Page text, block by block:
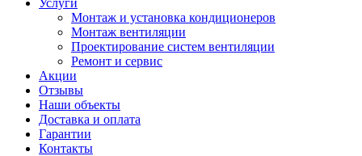
Услуги
Монтаж и установка кондиционеров
Монтаж вентиляции
Проектирование систем вентиляции
Ремонт и сервис
Акции
Отзывы
Наши объекты
Доставка и оплата
Гарантии
Контакты